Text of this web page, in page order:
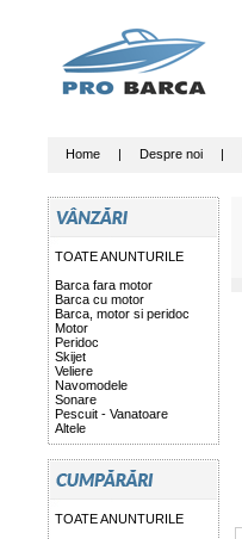
Home | Despre noi |
TOATE ANUNTURILE
Barca fara motor
Barca cu motor
Barca, motor si peridoc
Motor
Peridoc
Skijet
Veliere
Navomodele
Sonare
Pescuit - Vanatoare
Altele
TOATE ANUNTURILE